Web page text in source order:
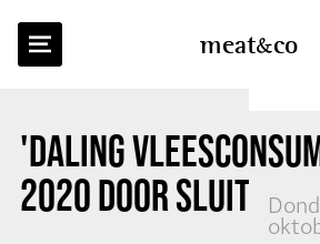
meatco
'DALING
2020 DOOR SLUITING
TERUG NAAR OVERZICHT